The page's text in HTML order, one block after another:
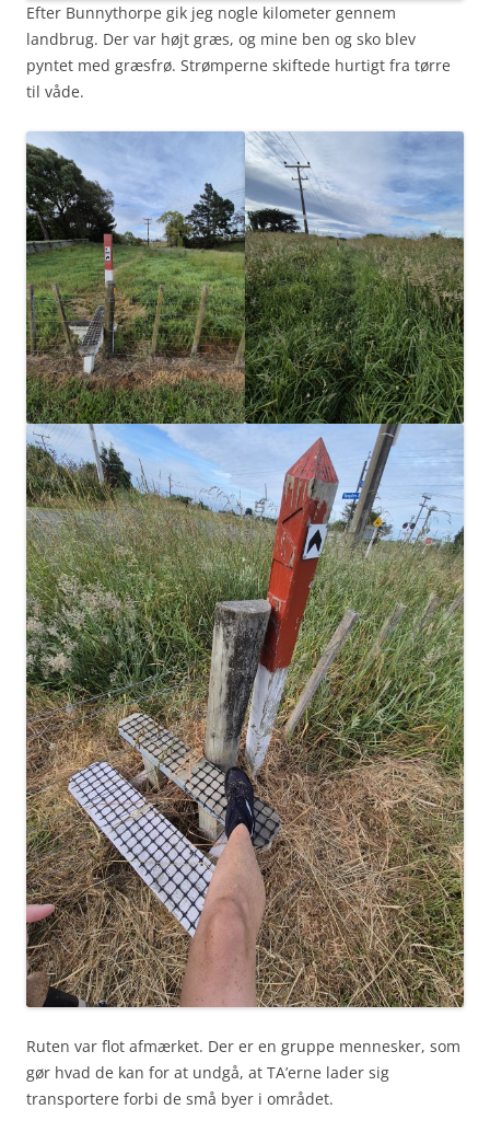
Efter Bunnythorpe gik jeg nogle kilometer gennem
landbrug. Der var højt græs, og mine ben og sko blev
pyntet med græsfrø. Strømperne skiftede hurtigt fra tørre
til våde.
Ruten var flot afmærket. Der er en gruppe mennesker, som
gør hvad de kan for at undgå, at TA’erne lader sig
transportere forbi de små byer i området.